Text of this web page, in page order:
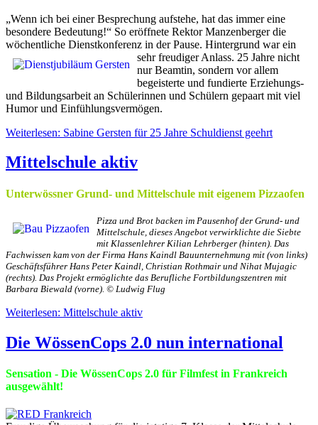
„Wenn ich bei einer Besprechung aufstehe, hat das immer eine
besondere Bedeutung!“ So eröffnete Rektor Manzenberger die
wöchentliche Dienstkonferenz in der Pause. Hintergrund war ein
sehr freudiger Anlass. 25 Jahre nicht
nur Beamtin, sondern vor allem
begeisterte und fundierte Erziehungs-
und Bildungsarbeit an Schülerinnen und Schülern gepaart mit viel
Humor und Einfühlungsvermögen.
Weiterlesen: Sabine Gersten für 25 Jahre Schuldienst geehrt
Mittelschule aktiv
Unterwössner Grund- und Mittelschule mit eigenem Pizzaofen
Pizza und Brot backen im Pausenhof der Grund- und
Mittelschule, dieses Angebot verwirklichte die Siebte
mit Klassenlehrer Kilian Lehrberger (hinten). Das
Fachwissen kam von der Firma Hans Kaindl Bauunternehmung mit (von links)
Geschäftsführer Hans Peter Kaindl, Christian Rothmair und Nihat Mujagic
(rechts). Das Projekt ermöglichte das Berufliche Fortbildungszentren mit
Barbara Biewald (vorne). © Ludwig Flug
Weiterlesen: Mittelschule aktiv
Die WössenCops 2.0 nun international
Sensation - Die WössenCops 2.0 für Filmfest in Frankreich
ausgewählt!